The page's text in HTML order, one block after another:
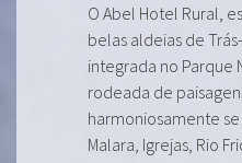
O Abel Hotel Rural,
belas aldeias de
integrada no Parque
rodeada de
harmoniosamente
Malara, Igrejas, Rio